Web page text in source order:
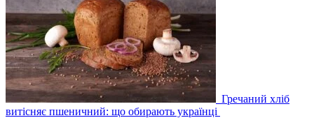
Гречаний хліб
витісняє пшеничний: що обирають українці